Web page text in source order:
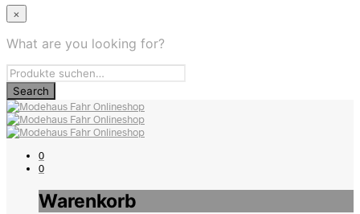
×
What are you looking for?
0
0
Warenkorb